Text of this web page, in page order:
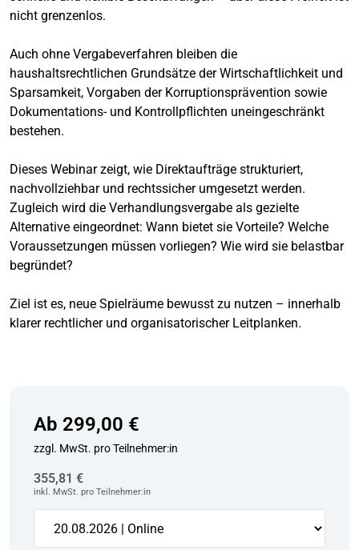
nicht grenzenlos.
Auch ohne Vergabeverfahren bleiben die
haushaltsrechtlichen Grundsätze der Wirtschaftlichkeit und
Sparsamkeit, Vorgaben der Korruptionsprävention sowie
Dokumentations- und Kontrollpflichten uneingeschränkt
bestehen.
Dieses Webinar zeigt, wie Direktaufträge strukturiert,
nachvollziehbar und rechtssicher umgesetzt werden.
Zugleich wird die Verhandlungsvergabe als gezielte
Alternative eingeordnet: Wann bietet sie Vorteile? Welche
Voraussetzungen müssen vorliegen? Wie wird sie belastbar
begründet?
Ziel ist es, neue Spielräume bewusst zu nutzen – innerhalb
klarer rechtlicher und organisatorischer Leitplanken.
Ab 299,00 €
zzgl. MwSt. pro Teilnehmer:in
355,81 €
inkl. MwSt. pro Teilnehmer:in